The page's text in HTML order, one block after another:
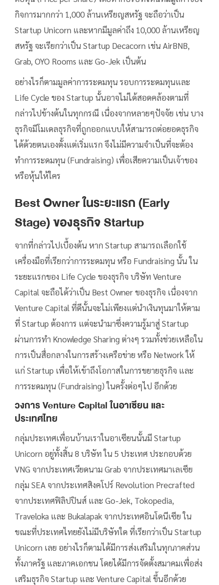
กิจการมากกว่า 1,000 ล้านเหรียญสหรัฐ จะถือว่าเป็น
Startup Unicorn และหากมีมูลค่าถึง 10,000 ล้านเหรียญ
สหรัฐ จะเรียกว่าเป็น Startup Decacorn เช่น AirBNB,
Grab, OYO Rooms และ Go-Jek เป็นต้น
อย่างไรก็ตามมูลค่าการระดมทุน รอบการระดมทุนและ
Life Cycle ของ Startup นั้นอาจไม่ได้สอดคล้องตามที่
กล่าวไปข้างต้นในทุกกรณี เนื่องจากหลายๆปัจจัย เช่น บาง
ธุรกิจมีโมเดลธุรกิจที่ถูกออกแบบให้สามารถต่อยอดธุรกิจ
ได้ด้วยตนเองตั้งแต่เริ่มแรก จึงไม่มีความจำเป็นที่จะต้อง
ทำการระดมทุน (Fundraising) เพื่อเสียความเป็นเจ้าของ
หรือหุ้นให้ใคร
Best Owner ในระยะแรก (Early
Stage) ของธุรกิจ Startup
จากที่กล่าวไปเบื้องต้น หาก Startup สามารถเลือกใช้
เครื่องมือที่เรียกว่าการระดมทุน หรือ Fundraising นั้น ใน
ระยะแรกของ Life Cycle ของธุรกิจ บริษัท Venture
Capital จะถือได้ว่าเป็น Best Owner ของธุรกิจ เนื่องจาก
Venture Capital ที่ดีนั้นจะไม่เพียงแต่นำเงินทุนมาให้ตาม
ที่ Startup ต้องการ แต่จะนำมาซึ่งความรู้มาสู่ Startup
ผ่านการทำ Knowledge Sharing ต่างๆ รวมทั้งช่วยเหลือใน
การเป็นสื่อกลางในการสร้างเครือข่าย หรือ Network ให้
แก่ Startup เพื่อให้เข้าถึงโอกาสในการขยายธุรกิจ และ
การระดมทุน (Fundraising) ในครั้งต่อๆไป อีกด้วย
วงการ Venture Capital ในอาเซียน และ
ประเทศไทย
กลุ่มประเทศเพื่อนบ้านเราในอาเซียนนั้นมี Startup
Unicorn อยู่ทั้งสิ้น 8 บริษัท ใน 5 ประเทศ ประกอบด้วย
VNG จากประเทศเวียดนาม Grab จากประเทศมาเลเซีย
กลุ่ม SEA จากประเทศสิงคโปร์ Revolution Precrafted
จากประเทศฟิลิปปินส์ และ Go-Jek, Tokopedia,
Traveloka และ Bukalapak จากประเทศอินโดนีเซีย ใน
ขณะที่ประเทศไทยยังไม่มีบริษัทใด ที่เรียกว่าเป็น Startup
Unicorn เลย อย่างไรก็ตามได้มีการส่งเสริมในทุกภาคส่วน
ทั้งภาครัฐ และภาคเอกชน โดยได้มีการจัดตั้งสมาคมเพื่อส่ง
เสริมธุรกิจ Startup และ Venture Capital ขึ้นอีกด้วย